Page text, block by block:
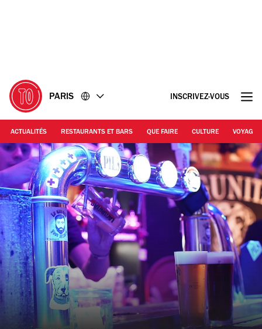
PARIS INSCRIVEZ-VOUS
ACTUALITÉS RESTAURANTS ET BARS QUE FAIRE CULTURE VOYAGE